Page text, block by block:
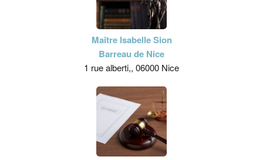
Maître Isabelle Sion
Barreau de Nice
1 rue alberti,, 06000 Nice